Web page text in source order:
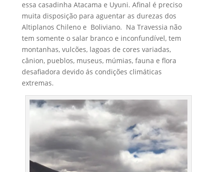
essa casadinha Atacama e Uyuni. Afinal é preciso
muita disposição para aguentar as durezas dos
Altiplanos Chileno e Boliviano. Na Travessia não
tem somente o salar branco e inconfundível, tem
montanhas, vulcões, lagoas de cores variadas,
cânion, pueblos, museus, múmias, fauna e flora
desafiadora devido ás condições climáticas
extremas.